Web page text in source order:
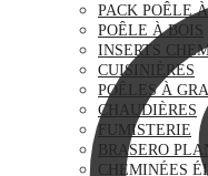
PACK POÊLE
POÊLE À BOIS
INSERTS
CUISINIÈRES
POÊLES À
CHAUDIÈRES
FUMISTERIE
BRASERO
CHEMINÉES